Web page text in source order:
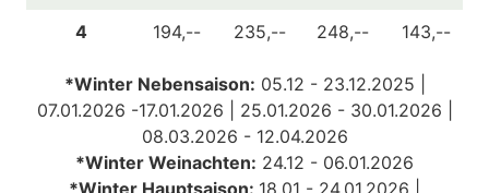
4
194,-- 235,-- 248,-- 143,--
*Winter Nebensaison: 05.12 - 23.12.2025 |
07.01.2026 -17.01.2026 | 25.01.2026 - 30.01.2026 |
08.03.2026 - 12.04.2026
*Winter Weinachten: 24.12 - 06.01.2026
*Winter Hauptsaison: 18.01 - 24.01.2026 |